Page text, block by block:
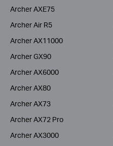
Archer AXE75
Archer Air R5
Archer AX11000
Archer GX90
Archer AX6000
Archer AX80
Archer AX73
Archer AX72 Pro
Archer AX3000